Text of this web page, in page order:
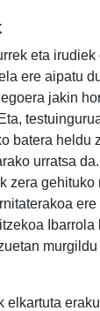
eta irudiek
ere aipatu
jakin
batera heldu
urratsa
zera gehituko
Ibarrola
elkartuta